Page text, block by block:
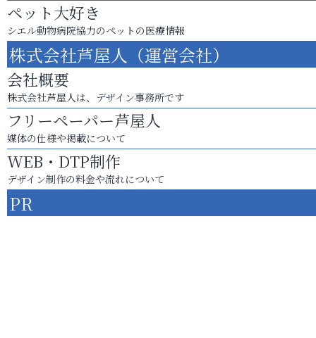
ペット大好き
シエル動物病院協力のペットの医療情報
株式会社芦屋人（運営会社）
会社概要
株式会社芦屋人は、デザイン事務所です
フリーペーパー芦屋人
媒体の仕様や掲載について
WEB・DTP制作
デザイン制作の料金や流れについて
PR